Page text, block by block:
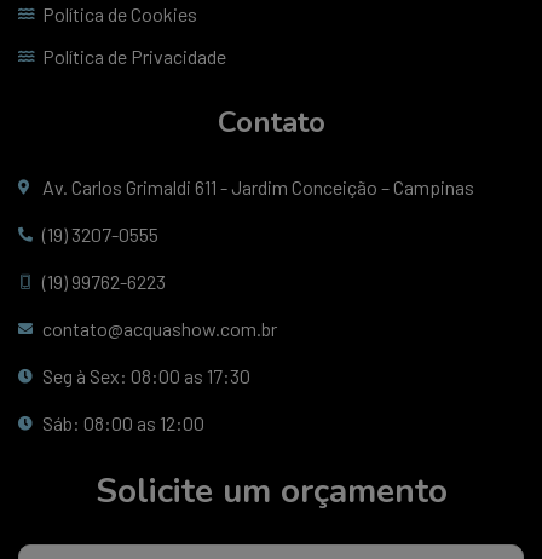
Política de Cookies
Política de Privacidade
Contato
Av. Carlos Grimaldi 611 - Jardim Conceição – Campinas
(19) 3207-0555
(19) 99762-6223
contato@acquashow.com.br
Seg à Sex: 08:00 as 17:30
Sáb: 08:00 as 12:00
Solicite um orçamento